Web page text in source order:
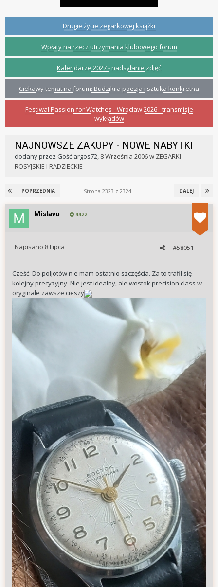
Drugie życie zegarkowej książki
Wpłaty na rzecz utrzymania klubowego forum
Kalendarze 2027 - nadsyłanie zdjęć
Ciekawy temat na forum: Budziki a poezja i sztuka konkretna
Festiwal Passion for Watches - Wrocław 2026 - transmisje
wykładów
NAJNOWSZE ZAKUPY - NOWE NABYTKI
dodany przez Gość argos72, 8 Września 2006w ZEGARKI
ROSYJSKIE I RADZIECKIE
POPRZEDNIA DALEJ
Strona 2323 z 2324
Mislavo 4422
#58051
Napisano 8 Lipca
Cześć. Do poljotòw nie mam ostatnio szczęścia. Za to trafił się
kolejny precyzyjny. Nie jest idealny, ale wostok precision class w
oryginale zawsze cieszy